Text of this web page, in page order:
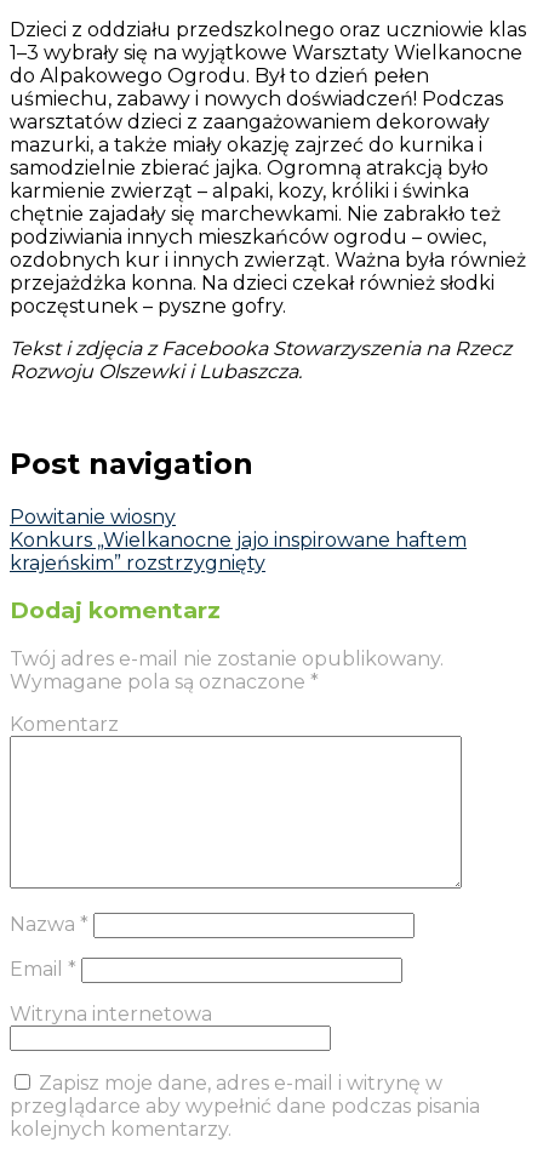
Dzieci z oddziału przedszkolnego oraz uczniowie klas
1–3 wybrały się na wyjątkowe Warsztaty Wielkanocne
do Alpakowego Ogrodu. Był to dzień pełen
uśmiechu, zabawy i nowych doświadczeń! Podczas
warsztatów dzieci z zaangażowaniem dekorowały
mazurki, a także miały okazję zajrzeć do kurnika i
samodzielnie zbierać jajka. Ogromną atrakcją było
karmienie zwierząt – alpaki, kozy, króliki i świnka
chętnie zajadały się marchewkami. Nie zabrakło też
podziwiania innych mieszkańców ogrodu – owiec,
ozdobnych kur i innych zwierząt. Ważna była również
przejażdżka konna. Na dzieci czekał również słodki
poczęstunek – pyszne gofry.
Tekst i zdjęcia z Facebooka Stowarzyszenia na Rzecz
Rozwoju Olszewki i Lubaszcza.
Post navigation
Powitanie wiosny
Konkurs „Wielkanocne jajo inspirowane haftem
krajeńskim” rozstrzygnięty
Dodaj komentarz
Twój adres e-mail nie zostanie opublikowany.
Wymagane pola są oznaczone *
Komentarz
Nazwa *
Email *
Witryna internetowa
Zapisz moje dane, adres e-mail i witrynę w
przeglądarce aby wypełnić dane podczas pisania
kolejnych komentarzy.